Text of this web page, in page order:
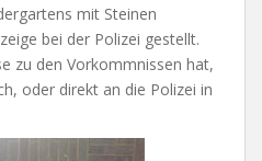
mit Steinen
bei der Polizei gestellt.
zu den Vorkommnissen hat,
oder direkt an die Polizei in